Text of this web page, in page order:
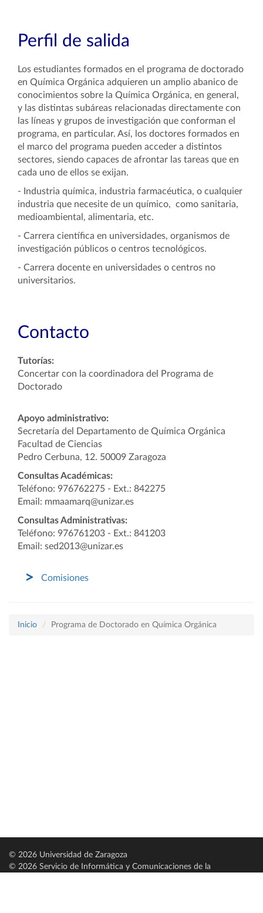
Perfil de salida
Los estudiantes formados en el programa de doctorado
en Química Orgánica adquieren un amplio abanico de
conocimientos sobre la Química Orgánica, en general,
y las distintas subáreas relacionadas directamente con
las líneas y grupos de investigación que conforman el
programa, en particular. Así, los doctores formados en
el marco del programa pueden acceder a distintos
sectores, siendo capaces de afrontar las tareas que en
cada uno de ellos se exijan.
- Industria química, industria farmacéutica, o cualquier
industria que necesite de un químico, como sanitaria,
medioambiental, alimentaria, etc.
- Carrera científica en universidades, organismos de
investigación públicos o centros tecnológicos.
- Carrera docente en universidades o centros no
universitarios.
Contacto
Tutorías:
Concertar con la coordinadora del Programa de
Doctorado
Apoyo administrativo:
Secretaría del Departamento de Química Orgánica
Facultad de Ciencias
Pedro Cerbuna, 12. 50009 Zaragoza
Consultas Académicas:
Teléfono: 976762275 - Ext.: 842275
Email: mmaamarq@unizar.es
Consultas Administrativas:
Teléfono: 976761203 - Ext.: 841203
Email: sed2013@unizar.es
Comisiones
Inicio Programa de Doctorado en Química Orgánica
© 2026 Universidad de Zaragoza
© 2026 Servicio de Informática y Comunicaciones de la